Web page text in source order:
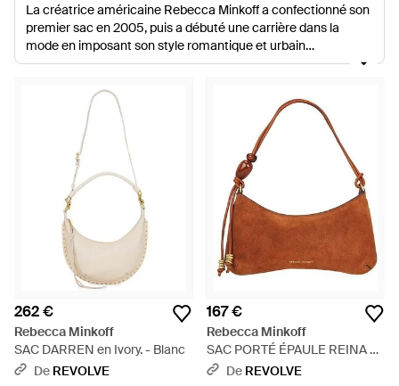
La créatrice américaine Rebecca Minkoff a confectionné son
premier sac en 2005, puis a débuté une carrière dans la
mode en imposant son style romantique et urbain
emblématique. Ses pièces ont conquis le marché des sacs,
Prenant une approche espiègle de la haute couture, sa
gamme de sacs porté épaule incarnent à la perfection la
désinvolture insouciante qui la caractérise. Des styles
classiques sont revisités dans un esprit jeune, accompagnés
de détails inattendus pour un look accessible et féminin.
Optez pour un mini sac bandoulière à strass ou sublimez
votre sophistication avec une sacoche traditionnelle.
262 €
Rebecca Minkoff
SAC DARREN en Ivory. - Blanc
De REVOLVE
167 €
Rebecca Minkoff
SAC PORTÉ ÉPAULE REINA en
Brown. - Marron
De REVOLVE